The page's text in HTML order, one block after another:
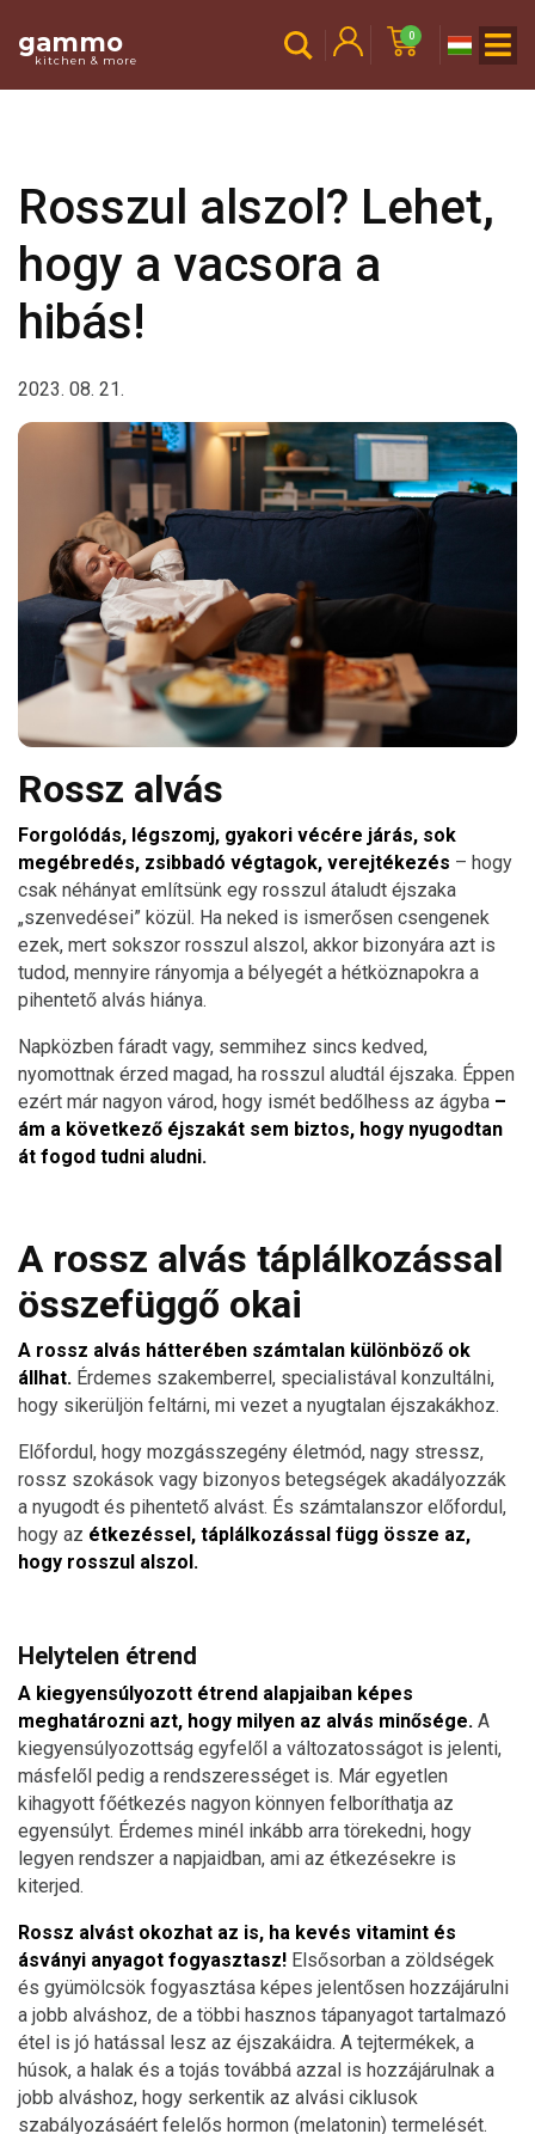
gammo
kitchen & more
0
Rosszul alszol? Lehet,
hogy a vacsora a
hibás!
2023. 08. 21.
Rossz alvás
Forgolódás, légszomj, gyakori vécére járás, sok
megébredés, zsibbadó végtagok, verejtékezés – hogy
csak néhányat említsünk egy rosszul átaludt éjszaka
„szenvedései” közül. Ha neked is ismerősen csengenek
ezek, mert sokszor rosszul alszol, akkor bizonyára azt is
tudod, mennyire rányomja a bélyegét a hétköznapokra a
pihentető alvás hiánya.
Napközben fáradt vagy, semmihez sincs kedved,
nyomottnak érzed magad, ha rosszul aludtál éjszaka. Éppen
ezért már nagyon várod, hogy ismét bedőlhess az ágyba –
ám a következő éjszakát sem biztos, hogy nyugodtan
át fogod tudni aludni.
A rossz alvás táplálkozással
összefüggő okai
A rossz alvás hátterében számtalan különböző ok
állhat. Érdemes szakemberrel, specialistával konzultálni,
hogy sikerüljön feltárni, mi vezet a nyugtalan éjszakákhoz.
Előfordul, hogy mozgásszegény életmód, nagy stressz,
rossz szokások vagy bizonyos betegségek akadályozzák
a nyugodt és pihentető alvást. És számtalanszor előfordul,
hogy az étkezéssel, táplálkozással függ össze az,
hogy rosszul alszol.
Helytelen étrend
A kiegyensúlyozott étrend alapjaiban képes
meghatározni azt, hogy milyen az alvás minősége. A
kiegyensúlyozottság egyfelől a változatosságot is jelenti,
másfelől pedig a rendszerességet is. Már egyetlen
kihagyott főétkezés nagyon könnyen felboríthatja az
egyensúlyt. Érdemes minél inkább arra törekedni, hogy
legyen rendszer a napjaidban, ami az étkezésekre is
kiterjed.
Rossz alvást okozhat az is, ha kevés vitamint és
ásványi anyagot fogyasztasz! Elsősorban a zöldségek
és gyümölcsök fogyasztása képes jelentősen hozzájárulni
a jobb alváshoz, de a többi hasznos tápanyagot tartalmazó
étel is jó hatással lesz az éjszakáidra. A tejtermékek, a
húsok, a halak és a tojás továbbá azzal is hozzájárulnak a
jobb alváshoz, hogy serkentik az alvási ciklusok
szabályozásáért felelős hormon (melatonin) termelését.